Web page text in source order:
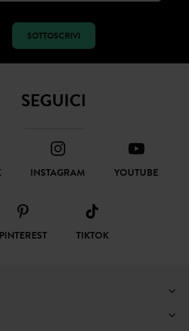
SOTTOSCRIVI
SEGUICI
INSTAGRAM YOUTUBE
PINTEREST TIKTOK